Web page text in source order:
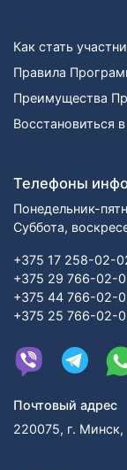
Изготовитель: Иу Жусима Крафтс Кампани Лимитед, ФЗ,
Импортер: Частное торговое унитарное предприятие
«Книжный Клуб»,
Как стать
Правила
Преимущества
Восстановиться
Телефоны
Понедельник-
Суббота,
+375 17 258-02-
+375 29 766-02-
+375 44 766-02-
+375 25 766-02-
Почтовый адрес
220075, г. Минск,